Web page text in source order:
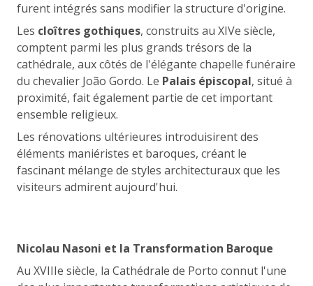
furent intégrés sans modifier la structure d'origine.
Les cloîtres gothiques, construits au XIVe siècle,
comptent parmi les plus grands trésors de la
cathédrale, aux côtés de l'élégante chapelle funéraire
du chevalier João Gordo. Le Palais épiscopal, situé à
proximité, fait également partie de cet important
ensemble religieux.
Les rénovations ultérieures introduisirent des
éléments maniéristes et baroques, créant le
fascinant mélange de styles architecturaux que les
visiteurs admirent aujourd'hui.
Nicolau Nasoni et la Transformation Baroque
Au XVIIIe siècle, la Cathédrale de Porto connut l'une